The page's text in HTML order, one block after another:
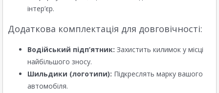
інтер’єр.
Додаткова комплектація для довговічності:
Водійський підп’ятник: Захистить килимок у місці
найбільшого зносу.
Шильдики (логотипи): Підкреслять марку вашого
автомобіля.